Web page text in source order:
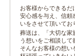
お客様からできる
安心感を与え、信頼
いをさせて頂いてお
葬送は、「大切な家
う想いをご相談して
そんなお客様の想